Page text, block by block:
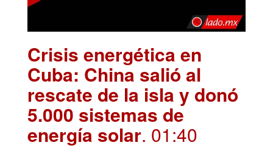
Crisis energética en
Cuba: China salió al
rescate de la isla y donó
5.000 sistemas de
energía solar. 01:40